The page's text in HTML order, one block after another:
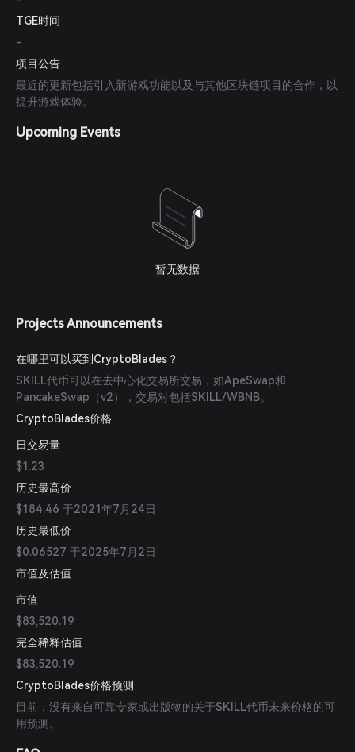
TGE时间
-
项目公告
最近的更新包括引入新游戏功能以及与其他区块链项目的合作，以
提升游戏体验。
Upcoming Events
暂无数据
Projects Announcements
在哪里可以买到CryptoBlades？
SKILL代币可以在去中心化交易所交易，如ApeSwap和
PancakeSwap（v2），交易对包括SKILL/WBNB。
CryptoBlades价格
日交易量
$1.23
历史最高价
$184.46 于2021年7月24日
历史最低价
$0.06527 于2025年7月2日
市值及估值
市值
$83,520.19
完全稀释估值
$83,520.19
CryptoBlades价格预测
目前，没有来自可靠专家或出版物的关于SKILL代币未来价格的可
用预测。